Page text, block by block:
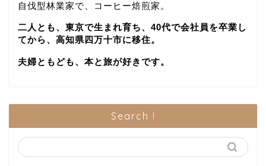
自伐型林業家で、コーヒー焙煎家。
二人とも、東京で生まれ育ち、40代で会社員を卒業し
てから、高知県四万十市に移住。
夫婦ともども、本と旅が好きです。
Search !